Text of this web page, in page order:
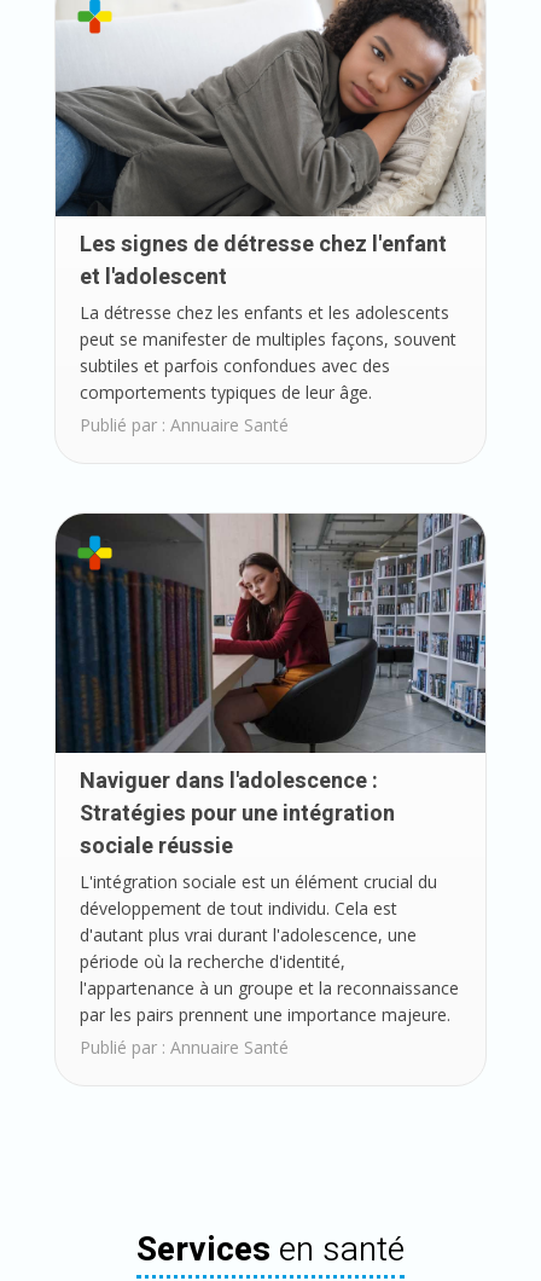
Les signes de détresse chez l'enfant
et l'adolescent
La détresse chez les enfants et les adolescents
peut se manifester de multiples façons, souvent
subtiles et parfois confondues avec des
comportements typiques de leur âge.
Publié par : Annuaire Santé
Naviguer dans l'adolescence :
Stratégies pour une intégration
sociale réussie
L'intégration sociale est un élément crucial du
développement de tout individu. Cela est
d'autant plus vrai durant l'adolescence, une
période où la recherche d'identité,
l'appartenance à un groupe et la reconnaissance
par les pairs prennent une importance majeure.
Publié par : Annuaire Santé
Services en santé